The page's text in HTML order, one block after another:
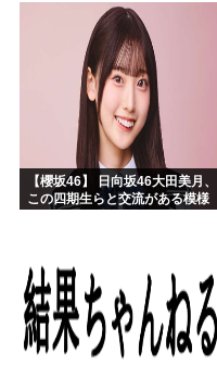
【藤嶌果歩 1st写真集】
【櫻坂46】 日向坂46大田美月、
この四期生らと交流がある模様